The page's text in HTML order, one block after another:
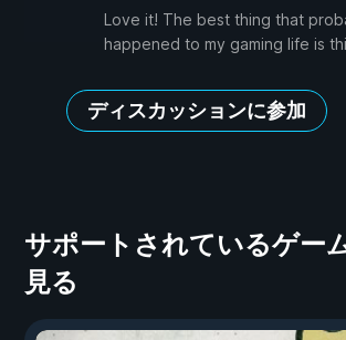
Love it! The best thing that
happened to my gaming life is
ディスカッションに参加
サポートされているゲー
見る